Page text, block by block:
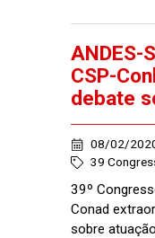
ANDES-
CSP-
debate
08/02/
39
39º
Conad
sobre